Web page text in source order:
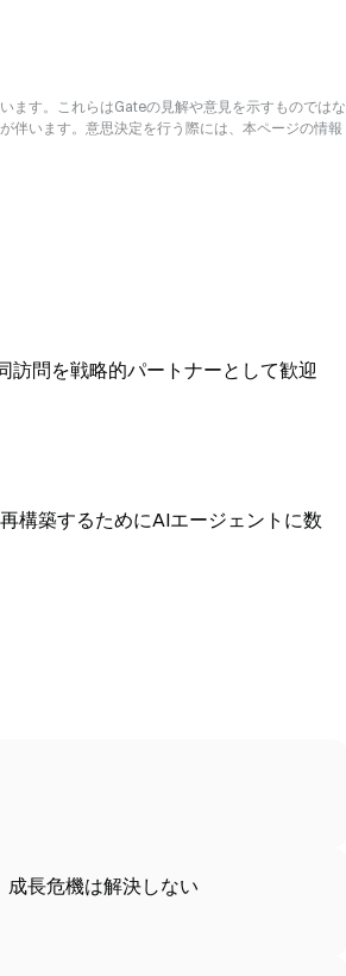
ます。これらはGateの見解や意見を示すものではな
伴います。意思決定を行う際には、本ページの情報
問を戦略的パートナーとして歓迎
構築するためにAIエージェントに数
長危機は解決しない